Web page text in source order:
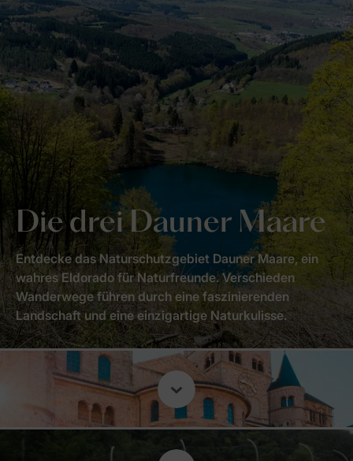
Die drei Dauner Maare
Entdecke das Naturschutzgebiet Dauner Maare, ein
wahres Eldorado für Naturfreunde. Verschieden
Wanderwege führen durch eine faszinierenden
Landschaft und eine einzigartige Naturkulisse.